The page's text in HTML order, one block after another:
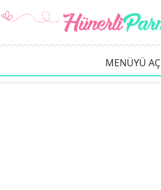
MENÜYÜ AÇ